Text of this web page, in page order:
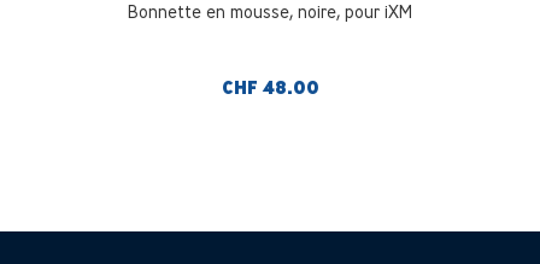
Bonnette en mousse, noire, pour iXM
CHF 48.00